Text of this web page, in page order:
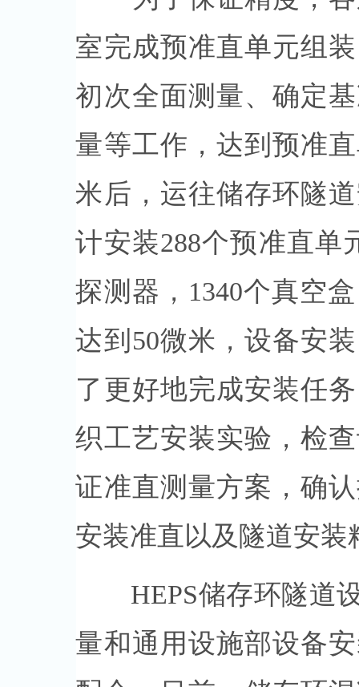
室完成预准直单元组
初次全面测量、确定
量等工作，达到预准
米后，运往储存环隧
计安装288个预准直单
探测器，1340个真空
达到50微米，设备安
了更好地完成安装任
织工艺安装实验，检
证准直测量方案，确
安装准直以及隧道安装
HEPS储存环隧道设
量和通用设施部设备